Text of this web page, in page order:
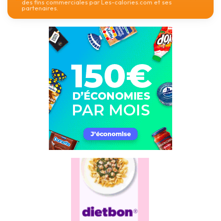
des fins commerciales par Les-calories.com et ses
partenaires.